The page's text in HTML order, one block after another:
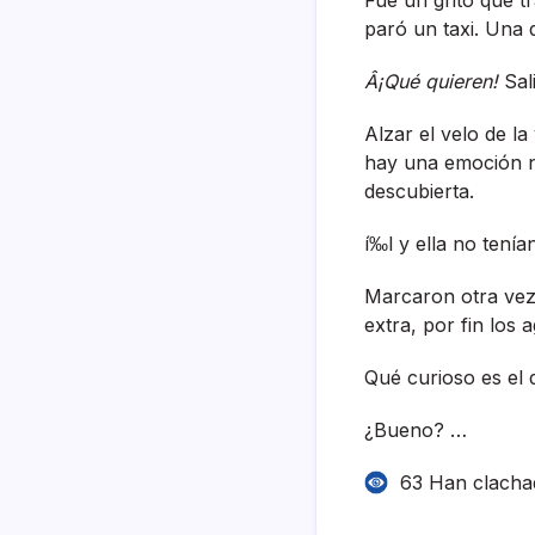
paró un taxi. Una
Â¡Qué quieren!
Alzar el velo de
hay una emoción
descubierta.
í‰l y ella no
Marcaron otra
extra, por fin los
Qué curioso es el
¿Bueno? …
63 Han